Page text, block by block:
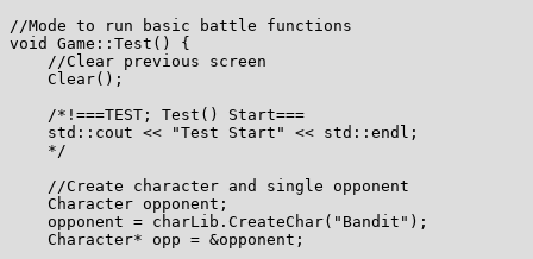
//Mode to run basic battle functions
void Game::Test() {
    //Clear previous screen
    Clear();
    /*!===TEST; Test() Start===
    std::cout << "Test Start" << std::endl;
    */
    //Create character and single opponent
    Character opponent;
    opponent = charLib.CreateChar("Bandit");
    Character* opp = &opponent;